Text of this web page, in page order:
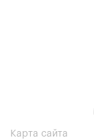
Карта сайта